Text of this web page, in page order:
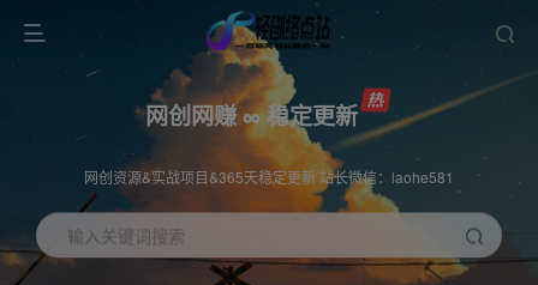
网创网赚 ∞ 稳定更新
网创资源&实战项目&365天稳定更新 站长微信：laohe581
输入关键词搜索